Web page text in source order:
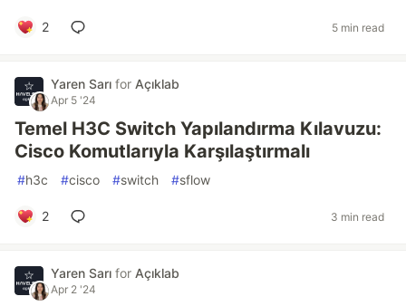
2 5 min read
Yaren Sarı for Açıklab
Apr 5 '24
Temel H3C Switch Yapılandırma Kılavuzu:
Cisco Komutlarıyla Karşılaştırmalı
#h3c #cisco #switch #sflow
2 3 min read
Yaren Sarı for Açıklab
Apr 2 '24